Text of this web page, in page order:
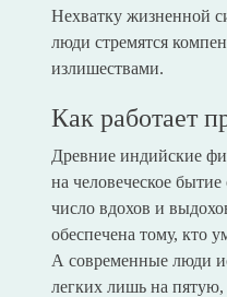
Нехватку жизненной
люди стремятся
излишествами.
Как работает
Древние индийские
на человеческое
число вдохов и
обеспечена тому, кто
А современные люди
легких лишь на пятую,